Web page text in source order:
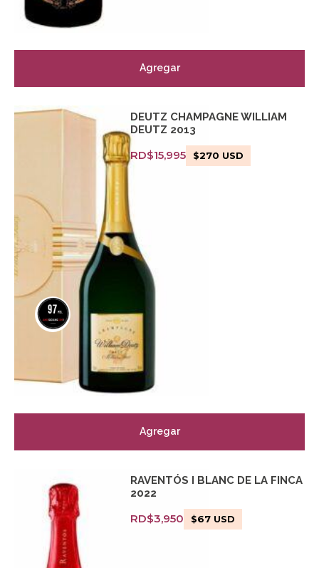
Agregar
DEUTZ CHAMPAGNE WILLIAM
DEUTZ 2013
RD$15,995 $270 USD
Agregar
RAVENTÓS I BLANC DE LA FINCA
2022
RD$3,950 $67 USD